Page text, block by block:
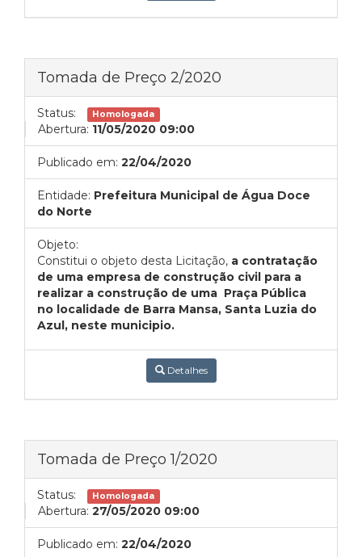
Tomada de Preço 2/2020
Status: Homologada
Abertura: 11/05/2020 09:00
Publicado em: 22/04/2020
Entidade: Prefeitura Municipal de Água Doce
do Norte
Objeto:
Constitui o objeto desta Licitação, a contratação
de uma empresa de construção civil para a
realizar a construção de uma Praça Pública
no localidade de Barra Mansa, Santa Luzia do
Azul, neste municipio.
Detalhes
Tomada de Preço 1/2020
Status: Homologada
Abertura: 27/05/2020 09:00
Publicado em: 22/04/2020